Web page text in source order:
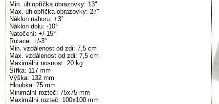
Min. úhlopříčka obrazovky: 13"
Max. úhlopříčka obrazovky: 27"
Náklon nahoru: +3°
Náklon dolu: -10°
Natočení: +/-15°
Rotace: +/-3°
Min. vzdálenost od zdi: 7,5 cm
Max. vzdálenost od zdi: 7,5 cm
Maximální nosnost: 20 kg
Šířka: 117 mm
Výška: 132 mm
Hloubka: 75 mm
Minimální rozteč: 75x75 mm
Maximální rozteč: 100x100 mm